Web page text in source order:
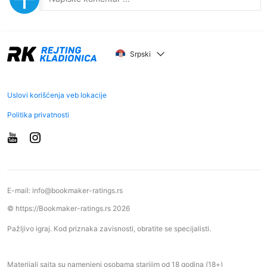
Srpski
Uslovi korišćenja veb lokacije
Politika privatnosti
E-mail: info@bookmaker-ratings.rs
© https://Bookmaker-ratings.rs 2026
Pažljivo igraj. Kod priznaka zavisnosti, obratite se specijalisti.
Materijali sajta su namenjeni osobama starijim od 18 godina (18+)